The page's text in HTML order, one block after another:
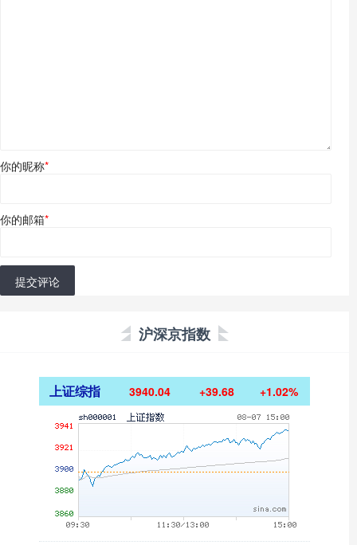
你的昵称*
你的邮箱*
提交评论
沪深京指数
上证综指 3940.04 +39.68 +1.02%